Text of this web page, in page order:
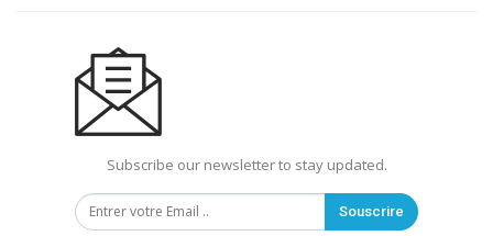
Subscribe our newsletter to stay updated.
Souscrire